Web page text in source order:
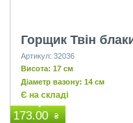
Горщик Твін
Артикул: 32036
Висота: 17 см
Діаметр вазону: 14 см
Є на складі
173.00 ₴